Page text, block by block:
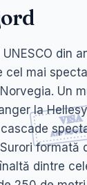
din
cel mai
Un
la
formată
dintre